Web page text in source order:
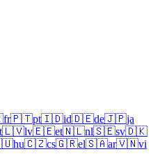
fr🇵🇹pt🇮🇩id🇩🇪de🇯🇵ja
🇱🇻lv🇪🇪et🇳🇱nl🇸🇪sv🇩🇰
hu🇨🇿cs🇬🇷el🇸🇦ar🇻🇳vi